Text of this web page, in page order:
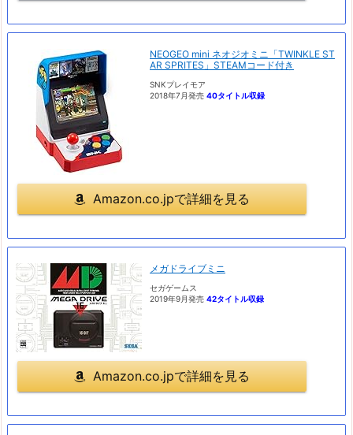
NEOGEO mini ネオジオミニ「TWINKLE ST
AR SPRITES」STEAMコード付き
SNKプレイモア
2018年7月発売 40タイトル収録
Amazon.co.jpで詳細を見る
メガドライブミニ
セガゲームス
2019年9月発売 42タイトル収録
Amazon.co.jpで詳細を見る